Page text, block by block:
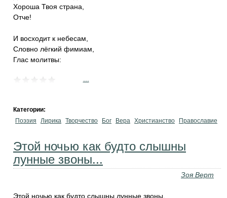
Хороша Твоя страна,
Отче!
И восходит к небесам,
Словно лёгкий фимиам,
Глас молитвы:
Категории:
Поэзия
Лирика Творчество Бог Вера Христианство Православие
Этой ночью как будто слышны
лунные звоны...
Зоя Верт
Этой ночью как будто слышны лунные звоны,